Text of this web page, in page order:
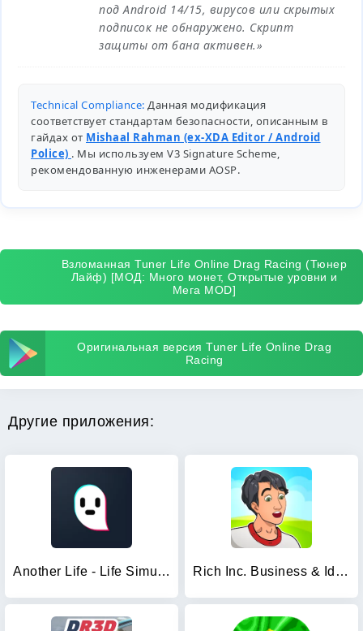
под Android 14/15, вирусов или скрытых
подписок не обнаружено. Скрипт
защиты от бана активен.»
Technical Compliance: Данная модификация
соответствует стандартам безопасности, описанным в
гайдах от Mishaal Rahman (ex-XDA Editor / Android
Police) . Мы используем V3 Signature Scheme,
рекомендованную инженерами AOSP.
Взломанная Tuner Life Online Drag Racing (Тюнер
Лайф) [МОД: Много монет, Открытые уровни и
Мега MOD]
Оригинальная версия Tuner Life Online Drag
Racing
Другие приложения:
Another Life - Life Simulator Rich Inc. Business & Idle Life